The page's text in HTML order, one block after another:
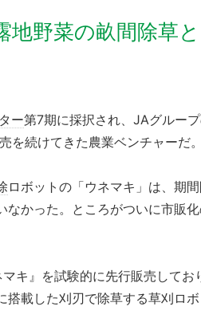
地野菜の畝間除草
ー第7期に採択され、JAグルー
を続けてきた農業ベンチャーだ。
ロボットの「ウネマキ」は、期
なかった。ところがついに市販
キ』を試験的に先行販売して
搭載した刈刃で除草する草刈ロ